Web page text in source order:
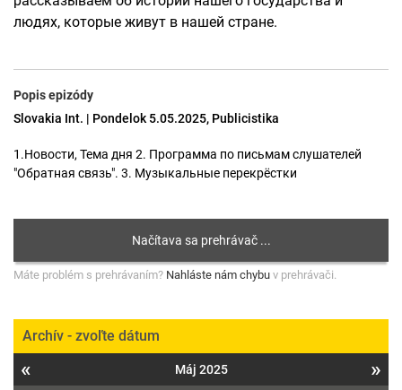
людях, которые живут в нашей стране.
Popis epizódy
Slovakia Int. | Pondelok 5.05.2025, Publicistika
1.Новости, Тема дня 2. Программа по письмам слушателей
"Обратная связь". 3. Музыкальные перекрёстки
Máte problém s prehrávaním? Nahláste nám chybu v prehrávači.
Archív - zvoľte dátum
« Máj 2025 »